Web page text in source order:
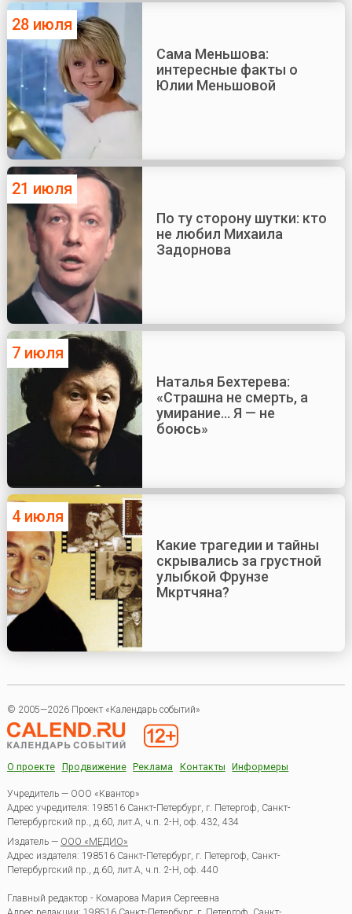
28 июля
Сама Меньшова:
интересные факты о
Юлии Меньшовой
21 июля
По ту сторону шутки: кто
не любил Михаила
Задорнова
7 июля
Наталья Бехтерева:
«Страшна не смерть, а
умирание... Я — не
боюсь»
4 июля
Какие трагедии и тайны
скрывались за грустной
улыбкой Фрунзе
Мкртчяна?
© 2005—2026 Проект «Календарь событий»
О проекте Продвижение Реклама Контакты Информеры
Учредитель — ООО «Квантор»
Адрес учредителя: 198516 Санкт-Петербург, г. Петергоф, Санкт-
Петербургский пр., д.60, лит.А, ч.п. 2-Н, оф. 432, 434
Издатель — ООО «МЕДИО»
Адрес издателя: 198516 Санкт-Петербург, г. Петергоф, Санкт-
Петербургский пр., д.60, лит.А, ч.п. 2-Н, оф. 440
Главный редактор - Комарова Мария Сергеевна